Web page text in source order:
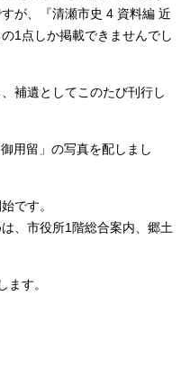
が、『清瀬市史 4 資料編 近
1点しか掲載できませんでし
補遺としてこのたび刊行し
用留」の写真を配しまし
です。
、市役所1階総合案内、郷土
ます。